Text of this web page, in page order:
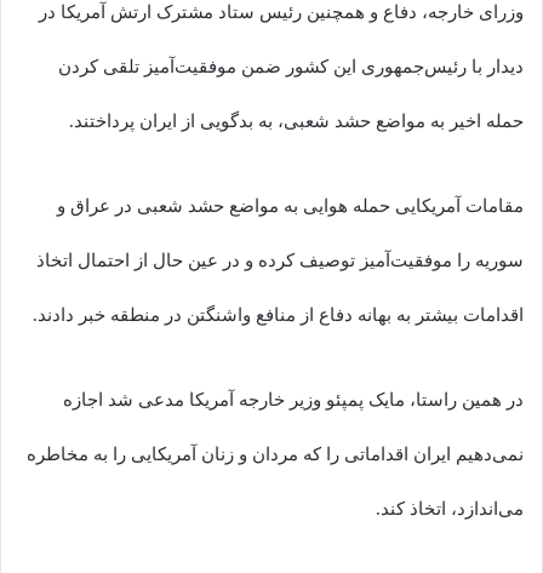
وزرای خارجه، دفاع و همچنین رئیس ستاد مشترک ارتش آمریکا در
دیدار با رئیس‌جمهوری این کشور ضمن موفقیت‌آمیز تلقی کردن
حمله اخیر به مواضع حشد شعبی، به بدگویی از ایران پرداختند.
مقامات آمریکایی حمله هوایی به مواضع حشد شعبی در عراق و
سوریه را موفقیت‌آمیز توصیف کرده و در عین حال از احتمال اتخاذ
اقدامات بیشتر به بهانه دفاع از منافع واشنگتن در منطقه خبر دادند.
در همین راستا، مایک پمپئو وزیر خارجه آمریکا مدعی شد اجازه
نمی‌دهیم ایران اقداماتی را که مردان و زنان آمریکایی را به مخاطره
می‌اندازد، اتخاذ کند.